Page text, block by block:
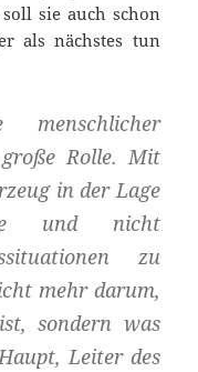
sie auch schon
als nächstes tun
Rolle. Mit
in der Lage
und nicht
zu
mehr darum,
sondern was
Leiter des